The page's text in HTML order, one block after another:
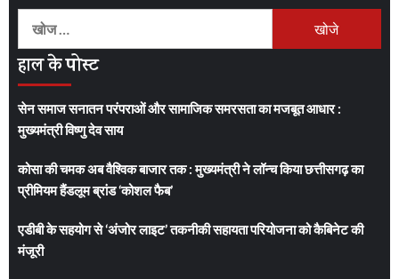
निम्न
खोजें:
हाल के पोस्ट
सेन समाज सनातन परंपराओं और सामाजिक समरसता का मजबूत आधार :
मुख्यमंत्री विष्णु देव साय
कोसा की चमक अब वैश्विक बाजार तक : मुख्यमंत्री ने लॉन्च किया छत्तीसगढ़ का
प्रीमियम हैंडलूम ब्रांड ‘कोशल फैब’
एडीबी के सहयोग से ‘अंजोर लाइट’ तकनीकी सहायता परियोजना को कैबिनेट की
मंजूरी